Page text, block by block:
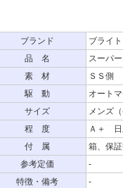
ブランド
ブライ
品 名
スーパ
素 材
ＳＳ側
駆 動
オート
サイズ
メンズ
程 度
Ａ＋
付 属
箱、保
参考定価
-
特徴・備考
-